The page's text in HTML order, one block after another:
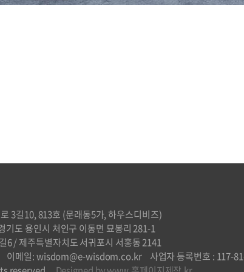
3길10, 813호 (문래동5가, 하우스디비즈)
기도 용인시 처인구 이동면 묘봉리 281-1
6 / 제주특별자치도 서귀포시 서홍동 2141
이메일: wisdom@e-wisdom.co.kr
사업자 등록번호 : 117-